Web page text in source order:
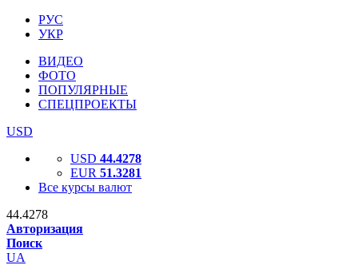
РУС
УКР
ВИДЕО
ФОТО
ПОПУЛЯРНЫЕ
СПЕЦПРОЕКТЫ
USD
USD 44.4278
EUR 51.3281
Все курсы валют
44.4278
Авторизация
Поиск
UA